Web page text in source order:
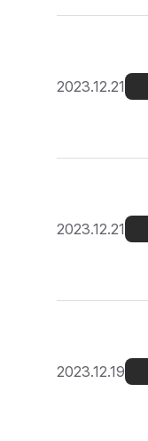
2023.12.21
2023.12.21
2023.12.19